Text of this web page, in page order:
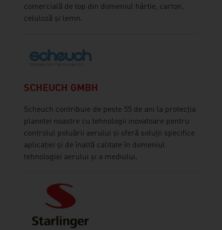
comercială de top din domeniul hârtie, carton,
celuloză și lemn.
SCHEUCH GMBH
Scheuch contribuie de peste 55 de ani la protecția
planetei noastre cu tehnologii inovatoare pentru
controlul poluării aerului și oferă soluții specifice
aplicației și de înaltă calitate în domeniul
tehnologiei aerului și a mediului.